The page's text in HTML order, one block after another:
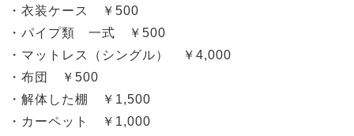
・衣装ケース ￥500
・パイプ類 一式 ￥500
・マットレス（シングル） ￥4,000
・布団 ￥500
・解体した棚 ￥1,500
・カーペット ￥1,000